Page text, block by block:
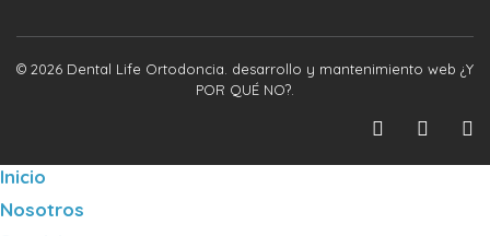
© 2026 Dental Life Ortodoncia. desarrollo y mantenimiento web ¿Y
POR QUÉ NO?
Inicio
Nosotros